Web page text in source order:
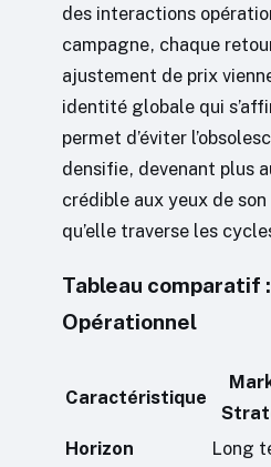
des interactions
campagne, chaque
ajustement de prix
identité globale qui
permet d’éviter
densifie, devenant plus
crédible aux yeux de
qu’elle traverse les
Tableau comparatif
Opérationnel
Caractéristique
Horizon
Long